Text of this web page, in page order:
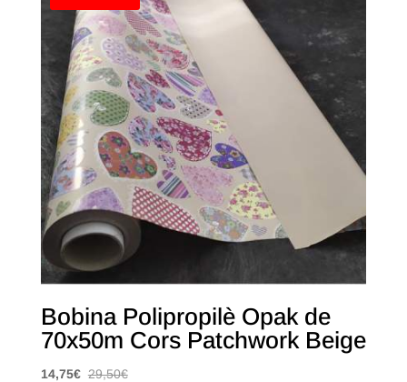
Bobina Polipropilè Opak de
70x50m Cors Patchwork Beige
14,75€ 29,50€